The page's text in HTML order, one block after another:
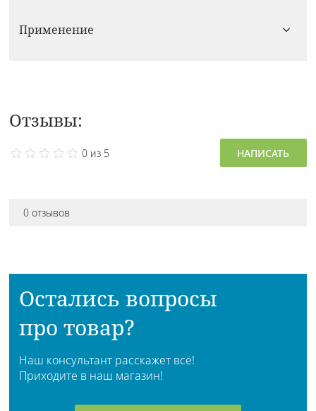
Применение
Отзывы:
0 из 5 НАПИСАТЬ
0 отзывов
Остались вопросы
про товар?
Наш консультант расскажет всё!
Приходите в наш магазин!